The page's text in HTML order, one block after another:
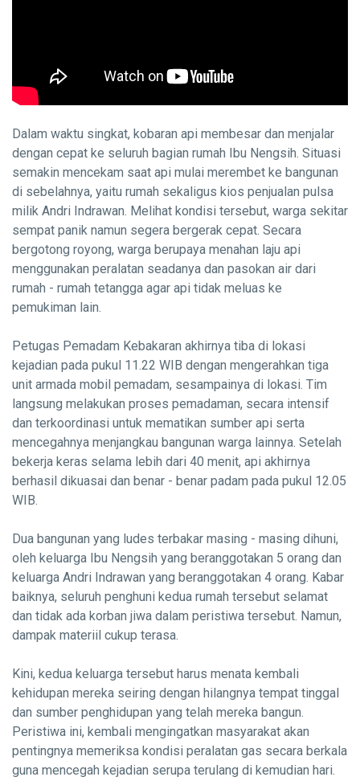
Dalam waktu singkat, kobaran api membesar dan menjalar
dengan cepat ke seluruh bagian rumah Ibu Nengsih. Situasi
semakin mencekam saat api mulai merembet ke bangunan
di sebelahnya, yaitu rumah sekaligus kios penjualan pulsa
milik Andri Indrawan. Melihat kondisi tersebut, warga sekitar
sempat panik namun segera bergerak cepat. Secara
bergotong royong, warga berupaya menahan laju api
menggunakan peralatan seadanya dan pasokan air dari
rumah - rumah tetangga agar api tidak meluas ke
pemukiman lain.
Petugas Pemadam Kebakaran akhirnya tiba di lokasi
kejadian pada pukul 11.22 WIB dengan mengerahkan tiga
unit armada mobil pemadam, sesampainya di lokasi. Tim
langsung melakukan proses pemadaman, secara intensif
dan terkoordinasi untuk mematikan sumber api serta
mencegahnya menjangkau bangunan warga lainnya. Setelah
bekerja keras selama lebih dari 40 menit, api akhirnya
berhasil dikuasai dan benar - benar padam pada pukul 12.05
WIB.
Dua bangunan yang ludes terbakar masing - masing dihuni,
oleh keluarga Ibu Nengsih yang beranggotakan 5 orang dan
keluarga Andri Indrawan yang beranggotakan 4 orang. Kabar
baiknya, seluruh penghuni kedua rumah tersebut selamat
dan tidak ada korban jiwa dalam peristiwa tersebut. Namun,
dampak materiil cukup terasa.
Kini, kedua keluarga tersebut harus menata kembali
kehidupan mereka seiring dengan hilangnya tempat tinggal
dan sumber penghidupan yang telah mereka bangun.
Peristiwa ini, kembali mengingatkan masyarakat akan
pentingnya memeriksa kondisi peralatan gas secara berkala
guna mencegah kejadian serupa terulang di kemudian hari.